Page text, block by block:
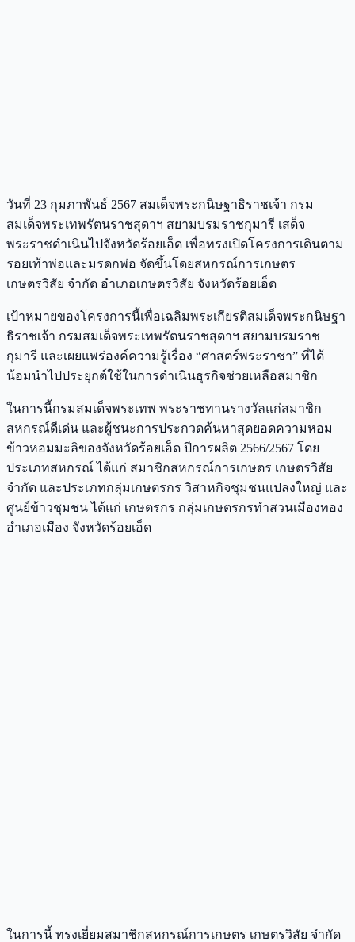
วันที่ 23 กุมภาพันธ์ 2567 สมเด็จพระกนิษฐาธิราชเจ้า กรม
สมเด็จพระเทพรัตนราชสุดาฯ สยามบรมราชกุมารี เสด็จ
พระราชดำเนินไปจังหวัดร้อยเอ็ด เพื่อทรงเปิดโครงการเดินตาม
รอยเท้าพ่อและมรดกพ่อ จัดขึ้นโดยสหกรณ์การเกษตร
เกษตรวิสัย จำกัด อำเภอเกษตรวิสัย จังหวัดร้อยเอ็ด
เป้าหมายของโครงการนี้เพื่อเฉลิมพระเกียรติสมเด็จพระกนิษฐา
ธิราชเจ้า กรมสมเด็จพระเทพรัตนราชสุดาฯ สยามบรมราช
กุมารี และเผยแพร่องค์ความรู้เรื่อง “ศาสตร์พระราชา” ที่ได้
น้อมนำไปประยุกต์ใช้ในการดำเนินธุรกิจช่วยเหลือสมาชิก
ในการนี้กรมสมเด็จพระเทพ พระราชทานรางวัลแก่สมาชิก
สหกรณ์ดีเด่น และผู้ชนะการประกวดค้นหาสุดยอดความหอม
ข้าวหอมมะลิของจังหวัดร้อยเอ็ด ปีการผลิต 2566/2567 โดย
ประเภทสหกรณ์ ได้แก่ สมาชิกสหกรณ์การเกษตร เกษตรวิสัย
จำกัด และประเภทกลุ่มเกษตรกร วิสาหกิจชุมชนแปลงใหญ่ และ
ศูนย์ข้าวชุมชน ได้แก่ เกษตรกร กลุ่มเกษตรกรทำสวนเมืองทอง
อำเภอเมือง จังหวัดร้อยเอ็ด
ในการนี้ ทรงเยี่ยมสมาชิกสหกรณ์การเกษตร เกษตรวิสัย จำกัด